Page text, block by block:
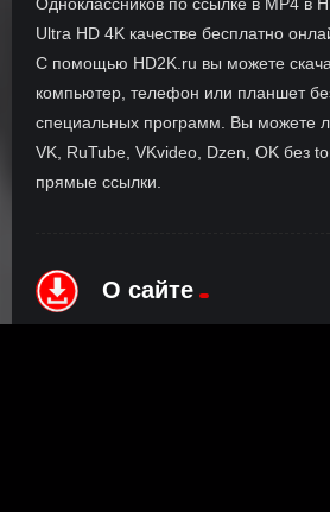
Ultra HD 4K качестве бесплатно
С помощью HD2K.ru вы можете
компьютер, телефон или планшет
специальных программ. Вы можете
VK, RuTube, VKvideo, Dzen, OK без
прямые ссылки.
О сайте